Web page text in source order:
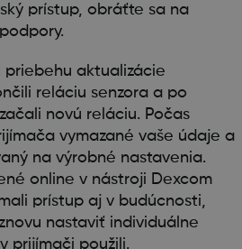
prístup, obráťte sa na
priebehu aktualizácie
reláciu senzora a po
novú reláciu. Počas
vymazané vaše údaje a
na výrobné nastavenia.
online v nástroji Dexcom
prístup aj v budúcnosti,
nastaviť individuálne
prijímači použili.